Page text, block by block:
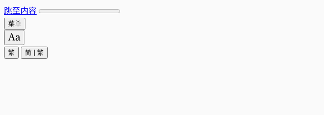
跳至内容
菜单
繁 简 繁